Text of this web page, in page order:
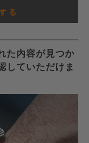
た内容が見つか
していただけま